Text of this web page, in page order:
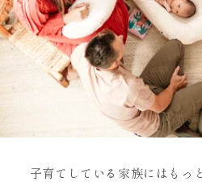
子育てしている家族にはもっ